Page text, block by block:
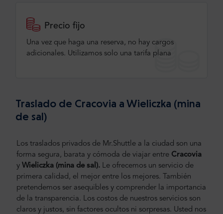
Precio fijo
Una vez que haga una reserva, no hay cargos
adicionales. Utilizamos solo una tarifa plana
Traslado de Cracovia a Wieliczka (mina
de sal)
Los traslados privados de Mr.Shuttle a la ciudad son una
forma segura, barata y cómoda de viajar entre Cracovia
y Wieliczka (mina de sal). Le ofrecemos un servicio de
primera calidad, el mejor entre los mejores. También
pretendemos ser asequibles y comprender la importancia
de la transparencia. Los costos de nuestros servicios son
claros y justos, sin factores ocultos ni sorpresas. Usted nos